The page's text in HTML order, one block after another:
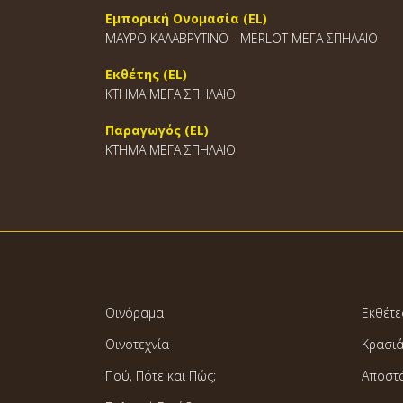
Εμπορική Ονομασία (EL)
ΜΑΥΡΟ ΚΑΛΑΒΡΥΤΙΝΟ - MERLOT ΜΕΓΑ ΣΠΗΛΑΙΟ
Εκθέτης (EL)
ΚΤΗΜΑ ΜΕΓΑ ΣΠΗΛΑΙΟ
Παραγωγός (EL)
ΚΤΗΜΑ ΜΕΓΑ ΣΠΗΛΑΙΟ
Οινόραμα
Οινοτεχνία
Πού, Πότε και Πώς;
Κρασιά